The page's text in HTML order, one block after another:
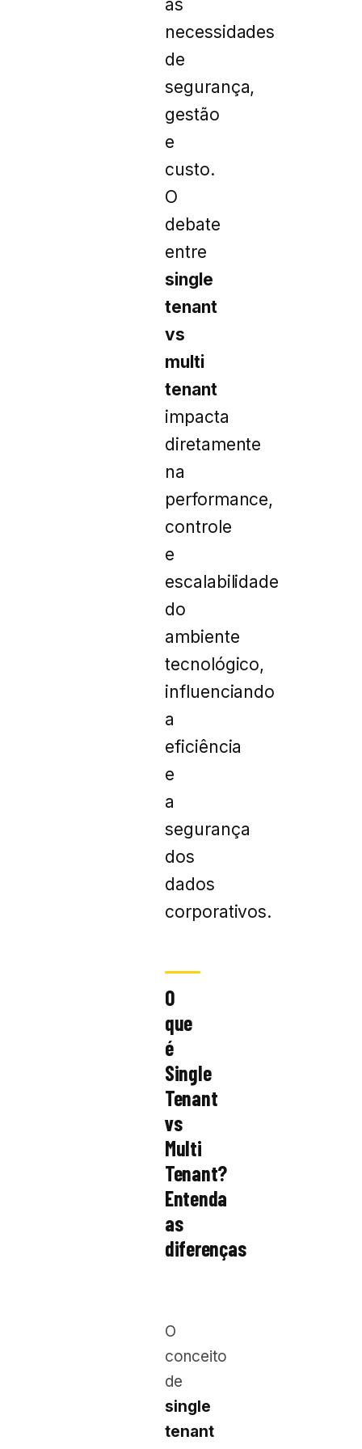
às
necessidades
de
segurança,
gestão
e
custo.
O
debate
entre
single
tenant
vs
multi
tenant
impacta
diretamente
na
performance,
controle
e
escalabilidade
do
ambiente
tecnológico,
influenciando
a
eficiência
e
a
segurança
dos
dados
corporativos.
O
que
é
Single
Tenant
vs
Multi
Tenant?
Entenda
as
diferenças
O
conceito
de
single
tenant